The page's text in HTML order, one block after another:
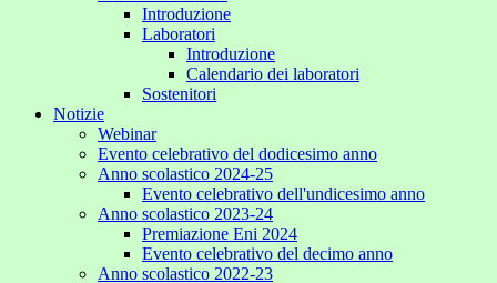
Introduzione
Laboratori
Introduzione
Calendario dei laboratori
Sostenitori
Notizie
Webinar
Evento celebrativo del dodicesimo anno
Anno scolastico 2024-25
Evento celebrativo dell'undicesimo anno
Anno scolastico 2023-24
Premiazione Eni 2024
Evento celebrativo del decimo anno
Anno scolastico 2022-23